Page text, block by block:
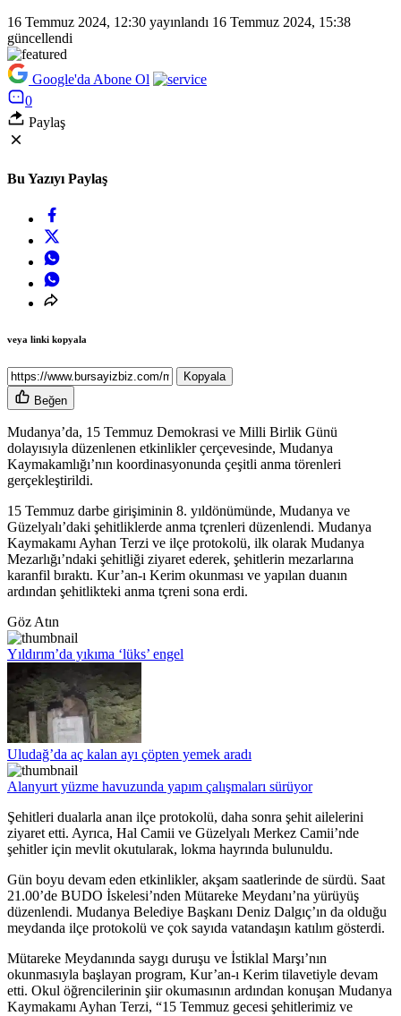
16 Temmuz 2024, 12:30 yayınlandı 16 Temmuz 2024, 15:38
güncellendi
Google'da Abone Ol
0
Paylaş
Bu Yazıyı Paylaş
veya linki kopyala
Kopyala
Beğen
Mudanya’da, 15 Temmuz Demokrasi ve Milli Birlik Günü
dolayısıyla düzenlenen etkinlikler çerçevesinde, Mudanya
Kaymakamlığı’nın koordinasyonunda çeşitli anma törenleri
gerçekleştirildi.
15 Temmuz darbe girişiminin 8. yıldönümünde, Mudanya ve
Güzelyalı’daki şehitliklerde anma tçrenleri düzenlendi. Mudanya
Kaymakamı Ayhan Terzi ve ilçe protokolü, ilk olarak Mudanya
Mezarlığı’ndaki şehitliği ziyaret ederek, şehitlerin mezarlarına
karanfil bıraktı. Kur’an-ı Kerim okunması ve yapılan duanın
ardından şehitlikteki anma tçreni sona erdi.
Göz Atın
Yıldırım’da yıkıma ‘lüks’ engel
Uludağ’da aç kalan ayı çöpten yemek aradı
Alanyurt yüzme havuzunda yapım çalışmaları sürüyor
Şehitleri dualarla anan ilçe protokolü, daha sonra şehit ailelerini
ziyaret etti. Ayrıca, Hal Camii ve Güzelyalı Merkez Camii’nde
şehitler için mevlit okutularak, lokma hayrında bulunuldu.
Gün boyu devam eden etkinlikler, akşam saatlerinde de sürdü. Saat
21.00’de BUDO İskelesi’nden Mütareke Meydanı’na yürüyüş
düzenlendi. Mudanya Belediye Başkanı Deniz Dalgıç’ın da olduğu
meydanda ilçe protokolü ve çok sayıda vatandaşın katılım gösterdi.
Mütareke Meydanında saygı duruşu ve İstiklal Marşı’nın
okunmasıyla başlayan program, Kur’an-ı Kerim tilavetiyle devam
etti. Okul öğrencilerinin şiir okumasının ardından konuşan Mudanya
Kaymakamı Ayhan Terzi, “15 Temmuz gecesi şehitlerimiz ve